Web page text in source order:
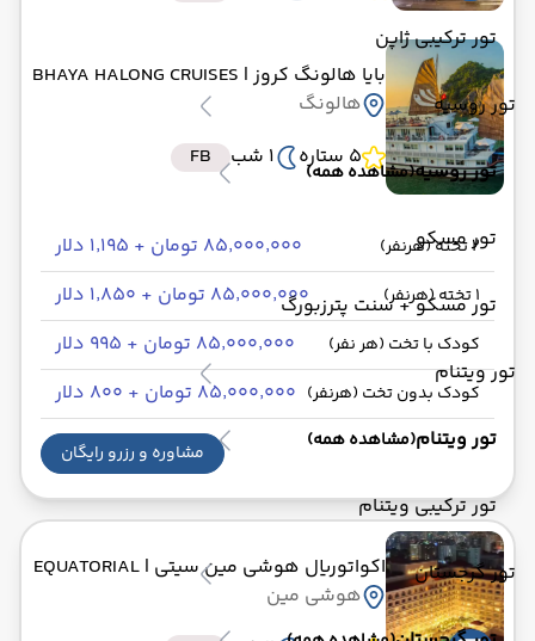
تور ترکیبی ژاپن
تور روسیه
تور روسیه(مشاهده همه)
تور مسکو
تور مسکو + سنت پترزبورگ
تور ویتنام
تور ویتنام(مشاهده همه)
تور ترکیبی ویتنام
تور گرجستان
بایا هالونگ کروز| BHAYA HALONG CRUISES
هالونگ
5 ستاره
1 شب FB
2 تخته (هرنفر) ۸۵٬۰۰۰٬۰۰۰ تومان + ۱٬۱۹۵ دلار
1 تخته (هرنفر) ۸۵٬۰۰۰٬۰۰۰ تومان + ۱٬۸۵۰ دلار
کودک با تخت (هر نفر) ۸۵٬۰۰۰٬۰۰۰ تومان + ۹۹۵ دلار
کودک بدون تخت (هرنفر) ۸۵٬۰۰۰٬۰۰۰ تومان + ۸۰۰ دلار
مشاوره و رزرو رایگان
اکواتوریال هوشی مین سیتی | EQUATORIAL
هوشی مین